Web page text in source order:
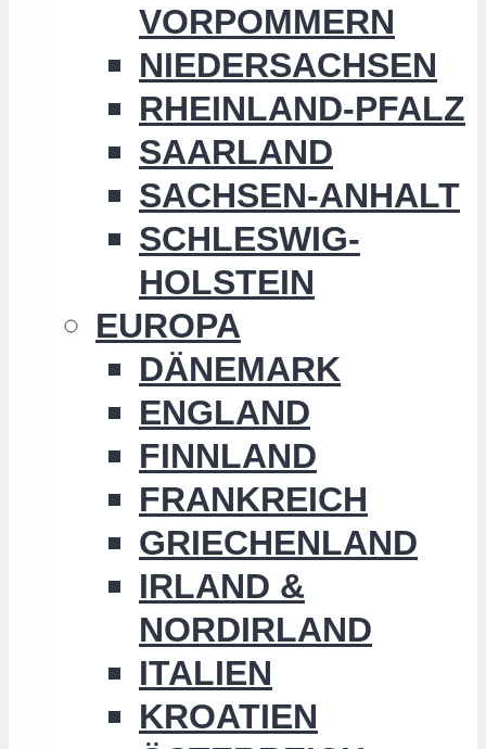
VORPOMMERN
NIEDERSACHSEN
RHEINLAND-PFALZ
SAARLAND
SACHSEN-ANHALT
SCHLESWIG-
HOLSTEIN
EUROPA
DÄNEMARK
ENGLAND
FINNLAND
FRANKREICH
GRIECHENLAND
IRLAND &
NORDIRLAND
ITALIEN
KROATIEN